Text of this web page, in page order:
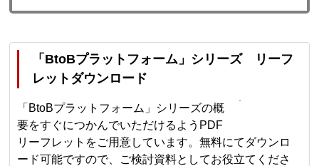
「BtoBプラットフォーム」シリーズ リーフ
レットダウンロード
「BtoBプラットフォーム」シリーズの概
要をすぐにつかんでいただけるようPDF
リーフレットをご用意しています。無料にてダウンロ
ード可能ですので、ご検討資料としてお役立てくださ